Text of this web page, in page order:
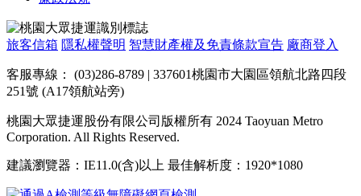
旅客信箱 隱私權聲明 智慧財產權及免責條款宣告 廠商登入
客服專線： (03)286-8789 | 337601桃園市大園區領航北路四段
251號 (A17領航站旁)
桃園大眾捷運股份有限公司版權所有 2024 Taoyuan Metro
Corporation. All Rights Reserved.
建議瀏覽器：IE11.0(含)以上 最佳解析度：1920*1080